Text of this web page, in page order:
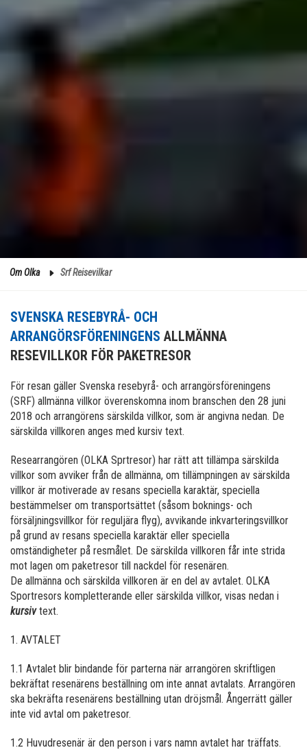
Om Olka Srf Reisevilkar
SVENSKA RESEBYRÅ- OCH
ARRANGÖRSFÖRENINGENS ALLMÄNNA
RESEVILLKOR FÖR PAKETRESOR
För resan gäller Svenska resebyrå- och arrangörsföreningens
(SRF) allmänna villkor överenskomna inom branschen den 28 juni
2018 och arrangörens särskilda villkor, som är angivna nedan. De
särskilda villkoren anges med kursiv text.
Researrangören (OLKA Sprtresor) har rätt att tillämpa särskilda
villkor som avviker från de allmänna, om tillämpningen av särskilda
villkor är motiverade av resans speciella karaktär, speciella
bestämmelser om transportsättet (såsom boknings- och
försäljningsvillkor för reguljära flyg), avvikande inkvarteringsvillkor
på grund av resans speciella karaktär eller speciella
omständigheter på resmålet. De särskilda villkoren får inte strida
mot lagen om paketresor till nackdel för resenären.
De allmänna och särskilda villkoren är en del av avtalet. OLKA
Sportresors kompletterande eller särskilda villkor, visas nedan i
kursivtext.
1. AVTALET
1.1 Avtalet blir bindande för parterna när arrangören skriftligen
bekräftat resenärens beställning om inte annat avtalats. Arrangören
ska bekräfta resenärens beställning utan dröjsmål. Ångerrätt gäller
inte vid avtal om paketresor.
1.2 Huvudresenär är den person i vars namn avtalet har träffats.